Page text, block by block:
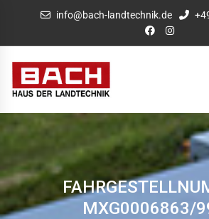
info@bach-landtechnik.de
MXG0006863/